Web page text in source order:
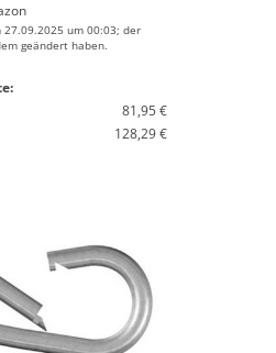
um 00:03; der
geändert haben.
81,95 €
128,29 €